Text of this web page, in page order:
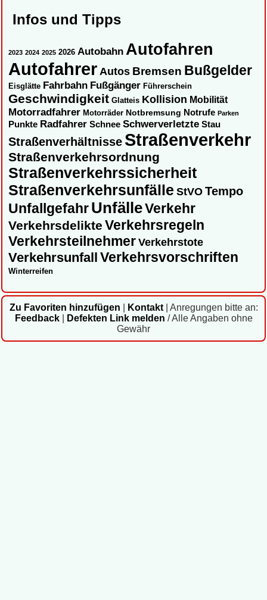
Infos und Tipps
2023 2024 2025 2026 Autobahn Autofahren
AutofahrerAutos Bremsen Bußgelder
Eisglätte Fahrbahn Fußgänger Führerschein
Geschwindigkeit Glatteis Kollision Mobilität
Motorradfahrer Motorräder Notbremsung Notrufe Parken
Punkte Radfahrer Schnee Schwerverletzte Stau
Straßenverhältnisse Straßenverkehr
Straßenverkehrsordnung
Straßenverkehrssicherheit
Straßenverkehrsunfälle StVOTempo
UnfallgefahrUnfälleVerkehr
Verkehrsdelikte Verkehrsregeln
Verkehrsteilnehmer Verkehrstote
Verkehrsunfall Verkehrsvorschriften
Winterreifen
Zu Favoriten hinzufügen Kontakt| Anregungen bitte an:
Feedback| Defekten Link melden / Alle Angaben ohne
Gewähr